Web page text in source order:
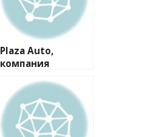
Plaza Auto,
компания